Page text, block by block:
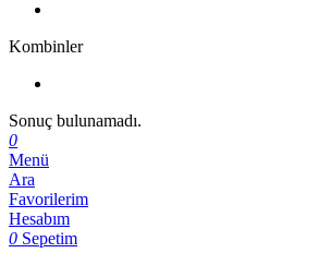
Kombinler
Sonuç bulunamadı.
0
Menü
Ara
Favorilerim
Hesabım
0 Sepetim